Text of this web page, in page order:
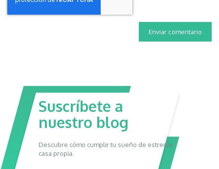
Suscríbete a
nuestro blog
Descubre cómo cumplir tu sueño de estrenar
casa propia.